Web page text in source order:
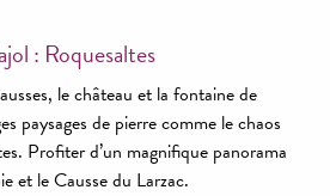
: Roquesaltes
le château et la fontaine de
paysages de pierre comme le chaos
Profiter d’un magnifique panorama
et le Causse du Larzac.